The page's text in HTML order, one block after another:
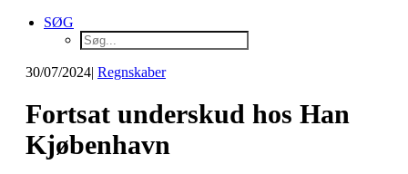
SØG
30/07/2024| Regnskaber
Fortsat underskud hos Han
Kjøbenhavn